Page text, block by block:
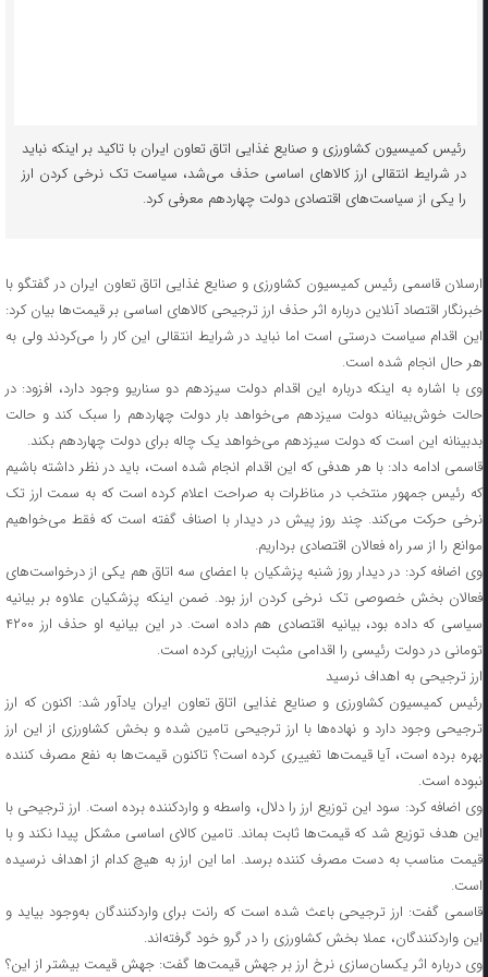
رئیس کمیسیون کشاورزی و صنایع غذایی اتاق تعاون ایران با تاکید بر اینکه نباید
در شرایط انتقالی ارز کالاهای اساسی حذف می‌شد، سیاست تک نرخی کردن ارز
را یکی از سیاست‌های اقتصادی دولت چهاردهم معرفی کرد.
ارسلان قاسمی رئیس کمیسیون کشاورزی و صنایع غذایی اتاق تعاون ایران در گفتگو با
خبرنگار اقتصاد آنلاین درباره اثر حذف ارز ترجیحی کالاهای اساسی بر قیمت‌ها بیان کرد:
این اقدام سیاست درستی است اما نباید در شرایط انتقالی این کار را می‌کردند ولی به
هر حال انجام شده است.
وی با اشاره به اینکه درباره این اقدام دولت سیزدهم دو سناریو وجود دارد، افزود: در
حالت خوش‌بینانه دولت سیزدهم می‌خواهد بار دولت چهاردهم را سبک کند و حالت
بدبینانه این است که دولت سیزدهم می‌خواهد یک چاله برای دولت چهاردهم بکند.
قاسمی ادامه داد: با هر هدفی که این اقدام انجام شده است، باید در نظر داشته باشیم
که رئیس جمهور منتخب در مناظرات به صراحت اعلام کرده است که به سمت ارز تک
نرخی حرکت می‌کند. چند روز پیش در دیدار با اصناف گفته است که فقط می‌خواهیم
موانع را از سر راه فعالان اقتصادی برداریم.
وی اضافه کرد: در دیدار روز شنبه پزشکیان با اعضای سه اتاق هم یکی از درخواست‌های
فعالان بخش خصوصی تک نرخی کردن ارز بود. ضمن اینکه پزشکیان علاوه بر بیانیه
سیاسی که داده بود، بیانیه اقتصادی هم داده است. در این بیانیه او حذف ارز ۴۲۰۰
تومانی در دولت رئیسی را اقدامی مثبت ارزیابی کرده است.
ارز ترجیحی به اهداف نرسید
رئیس کمیسیون کشاورزی و صنایع غذایی اتاق تعاون ایران یادآور شد: اکنون که ارز
ترجیحی وجود دارد و نهاده‌ها با ارز ترجیحی تامین شده و بخش کشاورزی از این ارز
بهره برده است، آیا قیمت‌ها تغییری کرده است؟ تاکنون قیمت‌ها به نفع مصرف کننده
نبوده است.
وی اضافه کرد: سود این توزیع ارز را دلال، واسطه و واردکننده برده است. ارز ترجیحی با
این هدف توزیع شد که قیمت‌ها ثابت بماند. تامین کالای اساسی مشکل پیدا نکند و با
قیمت مناسب به دست مصرف کننده برسد. اما این ارز به هیچ کدام از اهداف نرسیده
است.
قاسمی گفت: ارز ترجیحی باعث شده است که رانت برای واردکنندگان به‌وجود بیاید و
این واردکنندگان، عملا بخش کشاورزی را در گرو خود گرفته‌اند.
وی درباره اثر یکسان‌سازی نرخ ارز بر جهش قیمت‌ها گفت: جهش قیمت بیشتر از این؟